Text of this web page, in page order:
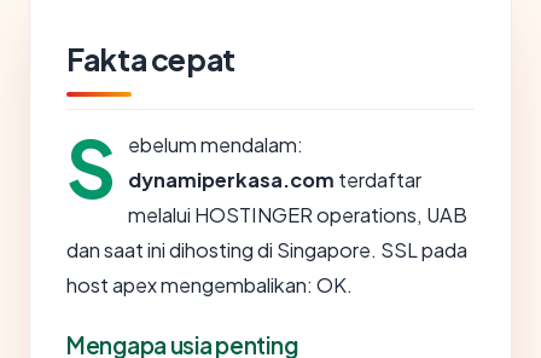
Fakta cepat
S
ebelum mendalam:
dynamiperkasa.com terdaftar
melalui HOSTINGER operations, UAB
dan saat ini dihosting di Singapore. SSL pada
host apex mengembalikan: OK.
Mengapa usia penting